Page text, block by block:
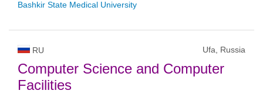
Bashkir State Medical University
RU Ufa, Russia
Computer Science and Computer
Facilities